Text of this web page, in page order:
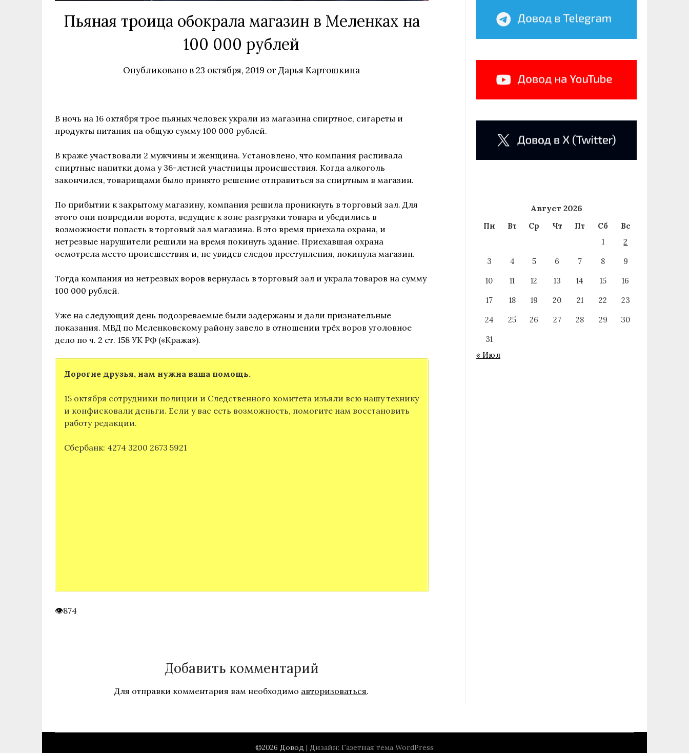
Пьяная троица обокрала магазин в Меленках на
100 000 рублей
Опубликовано в23 октября, 2019 отДарья Картошкина
В ночь на 16 октября трое пьяных человек украли из магазина спиртное, сигареты и
продукты питания на общую сумму 100 000 рублей.
В краже участвовали 2 мужчины и женщина. Установлено, что компания распивала
спиртные напитки дома у 36-летней участницы происшествия. Когда алкоголь
закончился, товарищами было принято решение отправиться за спиртным в магазин.
По прибытии к закрытому магазину, компания решила проникнуть в торговый зал. Для
этого они повредили ворота, ведущие к зоне разгрузки товара и убедились в
возможности попасть в торговый зал магазина. В это время приехала охрана, и
нетрезвые нарушители решили на время покинуть здание. Приехавшая охрана
осмотрела место происшествия и, не увидев следов преступления, покинула магазин.
Тогда компания из нетрезвых воров вернулась в торговый зал и украла товаров на сумму
100 000 рублей.
Уже на следующий день подозреваемые были задержаны и дали признательные
показания. МВД по Меленковскому району завело в отношении трёх воров уголовное
дело по ч. 2 ст. 158 УК РФ («Кража»).
Дорогие друзья, нам нужна ваша помощь.
15 октября сотрудники полиции и Следственного комитета изъяли всю нашу технику
и конфисковали деньги. Если у вас есть возможность, помогите нам восстановить
работу редакции.
Сбербанк: 4274 3200 2673 5921
874
Добавить комментарий
Для отправки комментария вам необходимо авторизоваться.
Август 2026
Пн Вт Ср Чт Пт Сб
Вс
1
2
3
4 5 6 7 8
9
10
11 12 13 14 15
16
17
18 19 20 21 22
23
24
25 26 27 28 29
30
31
« Июл
©2026 Довод | Дизайн: Газетная тема WordPress